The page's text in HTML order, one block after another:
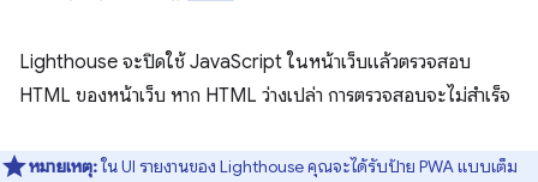
Lighthouse จะปิดใช้ JavaScript ในหน้าเว็บแล้วตรวจสอบ
HTML ของหน้าเว็บ หาก HTML ว่างเปล่า การตรวจสอบจะไม่สำเร็จ
หมายเหตุ:ใน UI รายงานของ Lighthouse คุณจะได้รับป้าย PWA แบบเต็ม